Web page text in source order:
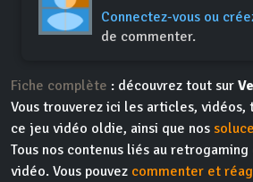
Connectez-vous ou
de commenter.
Fiche complète : découvrez tout sur
Vous trouverez ici les articles, vidéos,
ce jeu vidéo oldie, ainsi que nos
Tous nos contenus liés au
vidéo. Vous pouvez commenter et